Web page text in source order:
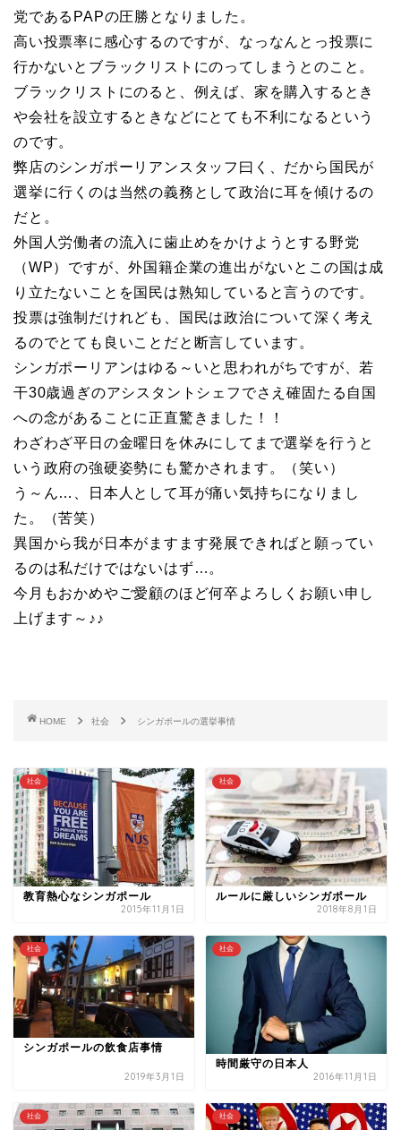
党であるPAPの圧勝となりました。
高い投票率に感心するのですが、なっなんとっ投票に
行かないとブラックリストにのってしまうとのこと。
ブラックリストにのると、例えば、家を購入するとき
や会社を設立するときなどにとても不利になるという
のです。
弊店のシンガポーリアンスタッフ曰く、だから国民が
選挙に行くのは当然の義務として政治に耳を傾けるの
だと。
外国人労働者の流入に歯止めをかけようとする野党
（WP）ですが、外国籍企業の進出がないとこの国は成
り立たないことを国民は熟知していると言うのです。
投票は強制だけれども、国民は政治について深く考え
るのでとても良いことだと断言しています。
シンガポーリアンはゆる～いと思われがちですが、若
干30歳過ぎのアシスタントシェフでさえ確固たる自国
への念があることに正直驚きました！！
わざわざ平日の金曜日を休みにしてまで選挙を行うと
いう政府の強硬姿勢にも驚かされます。（笑い）
う～ん…、日本人として耳が痛い気持ちになりまし
た。（苦笑）
異国から我が日本がますます発展できればと願ってい
るのは私だけではないはず…。
今月もおかめやご愛顧のほど何卒よろしくお願い申し
上げます～♪♪
HOME 社会 シンガポールの選挙事情
社会
教育熱心なシンガポール
2015年11月1日
社会
ルールに厳しいシンガポール
2018年8月1日
社会
シンガポールの飲食店事情
2019年3月1日
社会
時間厳守の日本人
2016年11月1日
社会 社会